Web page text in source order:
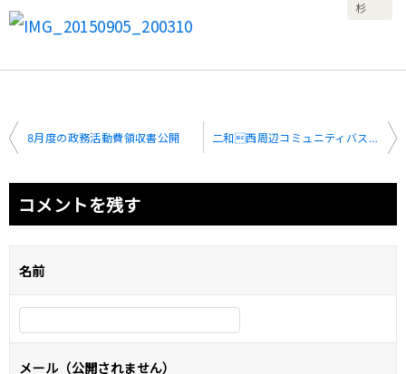
杉
投
ビ
ー
シ
ョ
ン
8月度の政務活動費領収書公開 二和西周辺コミュニティバスの導入について
コメントを残す
名前
メール（公開されません）